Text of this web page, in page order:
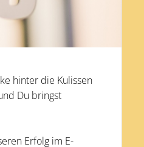
hinter die Kulissen
Du bringst
Erfolg im E-